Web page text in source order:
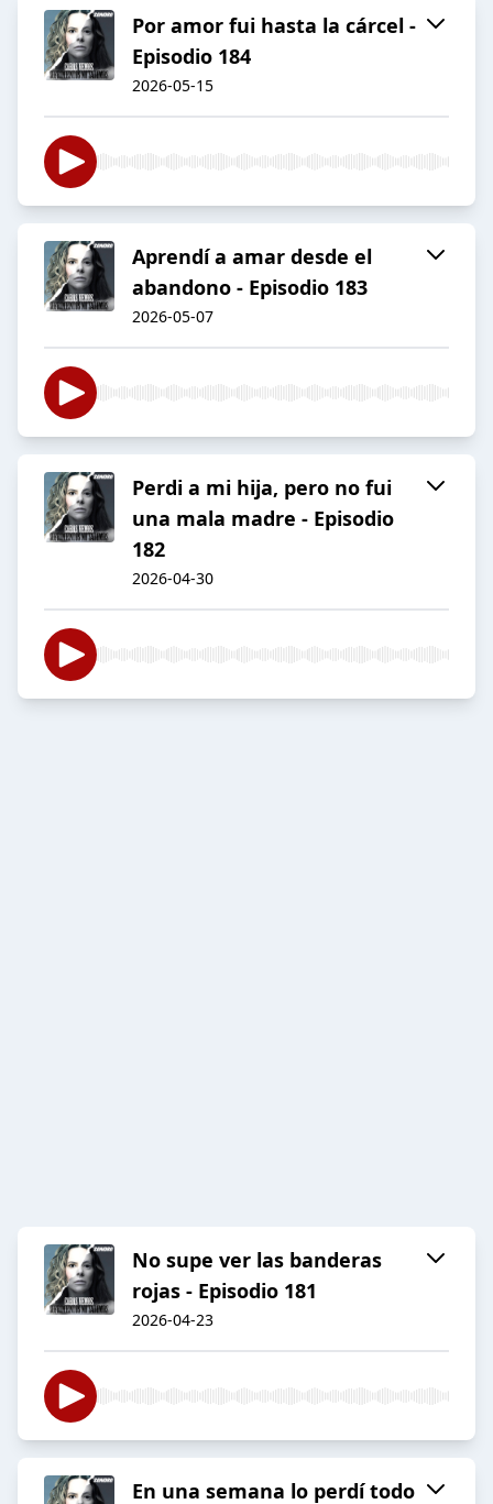
Por amor fui hasta la cárcel -
Episodio 184
2026-05-15
Aprendí a amar desde el
abandono - Episodio 183
2026-05-07
Perdi a mi hija, pero no fui
una mala madre - Episodio
182
2026-04-30
No supe ver las banderas
rojas - Episodio 181
2026-04-23
En una semana lo perdí todo